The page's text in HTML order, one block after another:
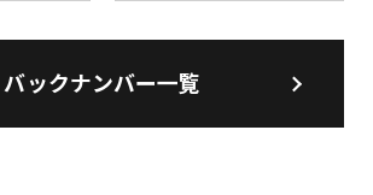
バックナンバー一覧